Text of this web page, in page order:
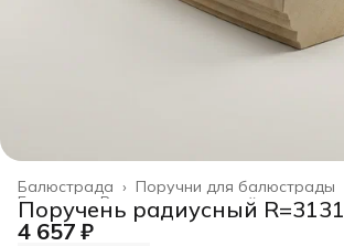
Поручни для балюстрады
Балюстрада ›
Весь архитектурный декор ›
Главная ›
Поручень радиусный R=3131
4 657 ₽